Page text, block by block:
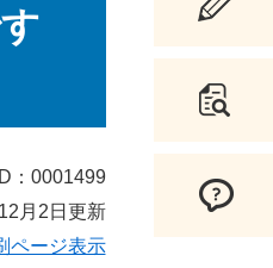
：0001499
月2日更新
ページ表示